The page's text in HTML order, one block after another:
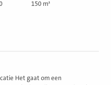
150 m²
Het gaat om een